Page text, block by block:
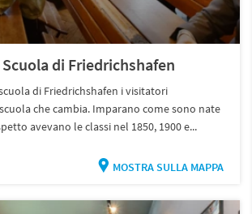
di Friedrichshafen
di Friedrichshafen i visitatori
che cambia. Imparano come sono nate
avevano le classi nel 1850, 1900 e...
MOSTRA SULLA MAPPA